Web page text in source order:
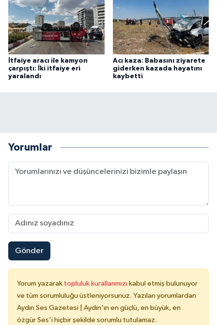
İtfaiye aracı ile kamyon
çarpıştı: İki itfaiye eri
yaralandı
Acı kaza: Babasını ziyarete
giderken kazada hayatını
kaybetti
Yorumlar
Gönder
Yorum yazarak topluluk kurallarımızı kabul etmiş bulunuyor
ve tüm sorumluluğu üstleniyorsunuz. Yazılan yorumlardan
Aydın Ses Gazetesi | Aydın'ın en güçlü, en büyük, en
özgür Ses'i hiçbir şekilde sorumlu tutulamaz.